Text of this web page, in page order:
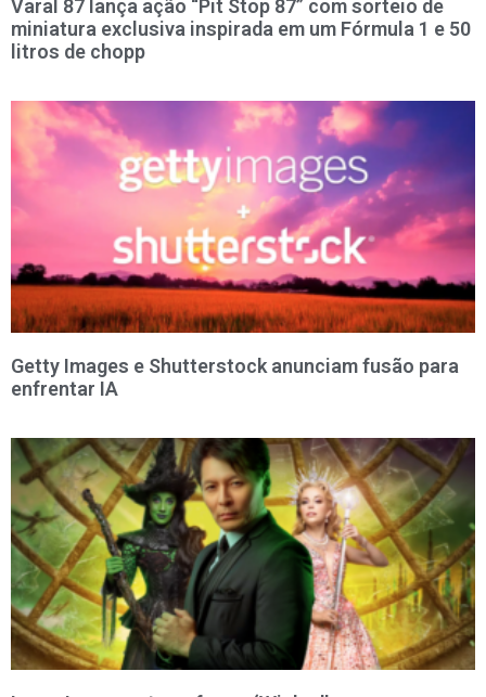
Varal 87 lança ação “Pit Stop 87” com sorteio de
miniatura exclusiva inspirada em um Fórmula 1 e 50
litros de chopp
Getty Images e Shutterstock anunciam fusão para
enfrentar IA